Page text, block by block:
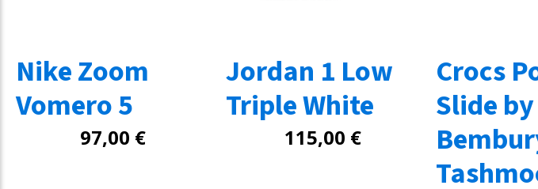
Nike Zoom
Vomero 5
97,00 €
Jordan 1 Low
Triple White
115,00 €
Crocs
Slide